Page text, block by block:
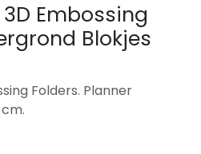
Embossing
Blokjes
Folders. Planner
cm.